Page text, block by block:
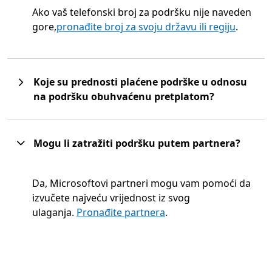
Ako vaš telefonski broj za podršku nije naveden
gore,pronađite broj za svoju državu ili regiju.
Koje su prednosti plaćene podrške u odnosu
na podršku obuhvaćenu pretplatom?
Mogu li zatražiti podršku putem partnera?
Da, Microsoftovi partneri mogu vam pomoći da
izvučete najveću vrijednost iz svog
ulaganja. Pronađite partnera.